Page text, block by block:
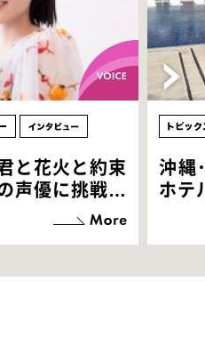
と花火と約束
声優に挑戦！
もらっている
芝居に没頭で
沖縄
ホテ